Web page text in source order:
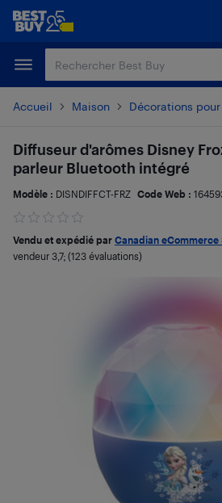
Passer
principal
Passer
Accueil Maison Décorations
Diffuseur d'arômes Disney
parleur Bluetooth intégré
Modèle : DISNDIFFCT-FRZ Code Web :
Vendu et expédié par Canadian eCommerce
vendeur 3,7; (123 évaluations)